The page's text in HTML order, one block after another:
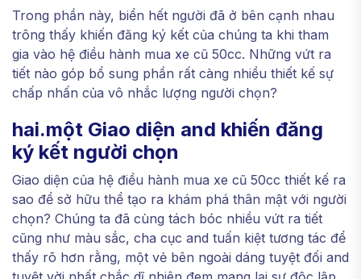
Trong phần này, biển hết người đã ở bên cạnh nhau
trông thấy khiến đăng ký kết của chúng ta khi tham
gia vào hệ điều hành mua xe cũ 50cc. Những vứt ra
tiết nào góp bổ sung phần rất càng nhiều thiết kế sự
chấp nhấn của vô nhắc lượng người chọn?
hai.một Giao diện and khiến đăng
ký kết người chọn
Giao diện của hệ điều hành mua xe cũ 50cc thiết kế ra
sao để sở hữu thể tạo ra khám phá thân mật với người
chọn? Chúng ta đã cùng tách bóc nhiều vứt ra tiết
cũng như màu sắc, cha cục and tuấn kiệt tương tác để
thấy rõ hơn rằng, một vẻ bên ngoài dáng tuyệt đối and